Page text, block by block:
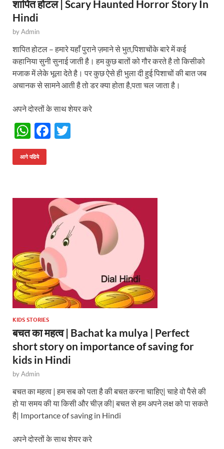
शापित होटल | Scary Haunted Horror Story In
Hindi
byAdmin
शापित होटल – हमारे यहाँ पुराने ज़माने से भुत,पिशाचोंके बारे में कई
कहानिया सुनी सुनाई जाती है। हम कुछ बातों को गौर करते है तो किसीको
मजाक में लेके भूला देते है। पर कुछ ऐसे ही भुला दी हुई पिशाचों की बात जब
अचानक से सामने आती है तो डर क्या होता है,पता चल जाता है।
अपने दोस्तों के साथ शेयर करे
W
h
at
A
F
o
o
k
आगे पढिये
KIDS STORIES
बचत का महत्व | Bachat ka mulya | Perfect
short story on importance of saving for
kids in Hindi
byAdmin
बचत का महत्व | हम सब को पता है की बचत करना चाहिए| चाहे वो पैसे की
हो या समय की या किसी और चीज़ की| बचत से हम अपने लक्ष को पा सकते
है| Importance of saving in Hindi
अपने दोस्तों के साथ शेयर करे